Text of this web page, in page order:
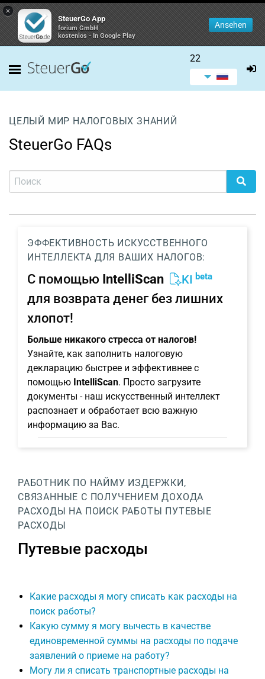
×
SteuerGo App
forium GmbH
kostenlos - In Google Play
Ansehen
22
ЦЕЛЫЙ МИР НАЛОГОВЫХ ЗНАНИЙ
SteuerGo FAQs
ЭФФЕКТИВНОСТЬ ИСКУССТВЕННОГО
ИНТЕЛЛЕКТА ДЛЯ ВАШИХ НАЛОГОВ:
С помощью IntelliScan KI beta
для возврата денег без лишних
хлопот!
Больше никакого стресса от налогов!
Узнайте, как заполнить налоговую
декларацию быстрее и эффективнее с
помощью IntelliScan. Просто загрузите
документы - наш искусственный интеллект
распознает и обработает всю важную
информацию за Вас.
РАБОТНИК ПО НАЙМУ ИЗДЕРЖКИ,
СВЯЗАННЫЕ С ПОЛУЧЕНИЕМ ДОХОДА
РАСХОДЫ НА ПОИСК РАБОТЫ ПУТЕВЫЕ
РАСХОДЫ
Путевые расходы
Какие расходы я могу списать как расходы на
поиск работы?
Какую сумму я могу вычесть в качестве
единовременной суммы на расходы по подаче
заявлений о приеме на работу?
Могу ли я списать транспортные расходы на